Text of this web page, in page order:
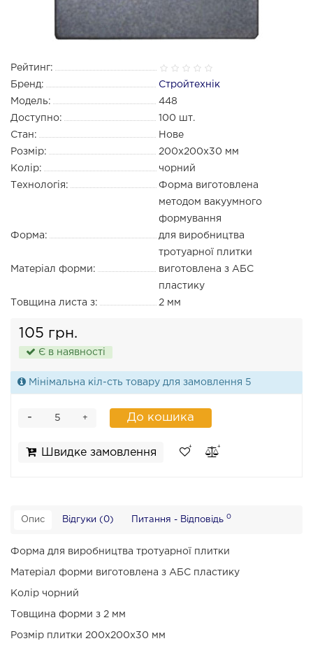
Рейтинг:
Бренд:
Стройтехнік
Модель:
448
Доступно:
100 шт.
Стан:
Нове
Розмір:
200х200х30 мм
Колір:
чорний
Технологія:
Форма виготовлена
методом вакуумного
формування
Форма:
для виробництва
тротуарної плитки
Матеріал форми:
виготовлена з АБС
пластику
Товщина листа з:
2 мм
105 грн.
Є в наявності
Мінімальна кіл-сть товару для замовлення 5
+
- До кошика
Швидке замовлення
Опис Відгуки (0) Питання - Відповідь 0
Форма для виробництва тротуарної плитки
Матеріал форми виготовлена з АБС пластику
Колір чорний
Товщина форми з 2 мм
Розмір плитки 200х200х30 мм